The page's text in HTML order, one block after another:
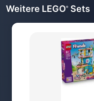
Weitere LEGO® Sets